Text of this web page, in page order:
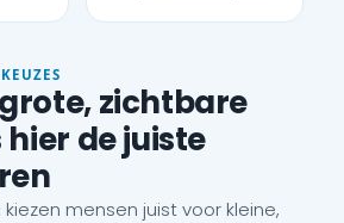
zichtbare
hier de juiste
mensen juist voor kleine,